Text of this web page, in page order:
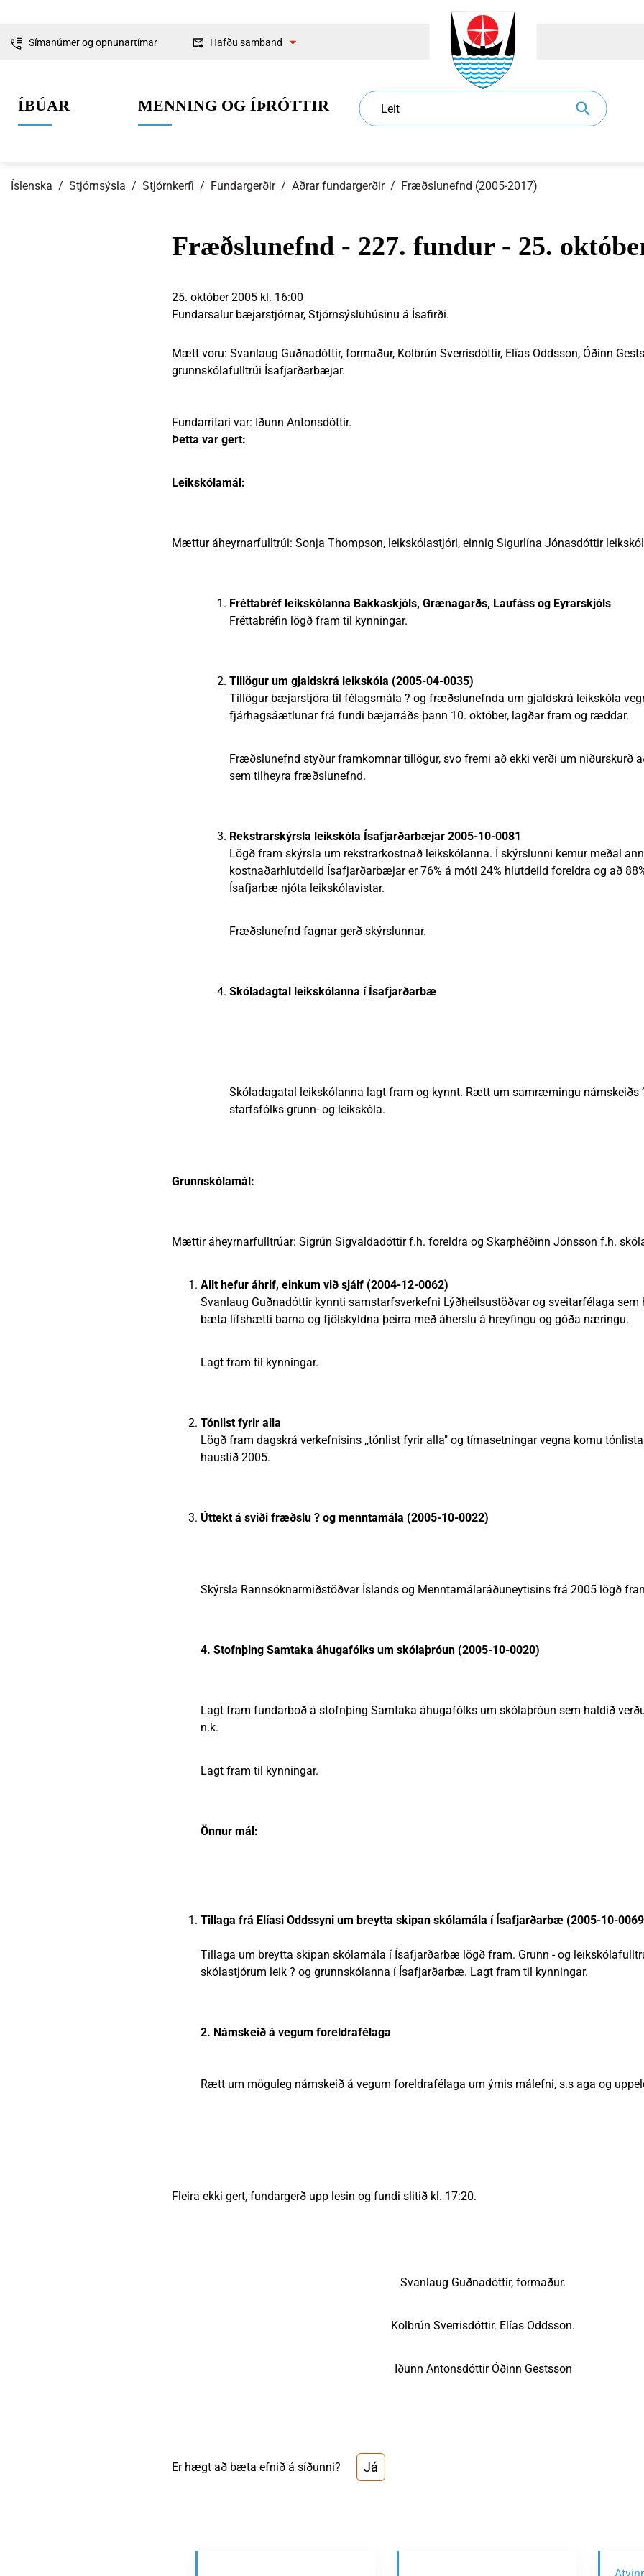
Leit
Símanúmer og opnunartímar Hafðu samband
ÍBÚAR
Grunnskólaaldur Eldri borgarar
MENNING OG ÍÞRÓTTIR
Íþróttir Sundlaugar
Byggingarmál Sorphirða og -förgun
Stjórnkerfi Ráð og nefndir
Íslenska / Stjórnsýsla / Stjórnkerfi / Fundargerðir / Aðrar fundargerðir / Fræðslunefnd (2005-2017)
Fræðslunefnd - 227. fundur - 25.
25. október 2005 kl. 16:00
Fundarsalur bæjarstjórnar, Stjórnsýsluhúsinu á Ísafirði.
Mætt voru: Svanlaug Guðnadóttir, formaður, Kolbrún Sverrisdóttir, Elías Oddsson, Óðinn
grunnskólafulltrúi Ísafjarðarbæjar.
Fundarritari var: Iðunn Antonsdóttir.
Þetta var gert:
Leikskólamál:
Mættur áheyrnarfulltrúi: Sonja Thompson, leikskólastjóri, einnig Sigurlína Jónasdóttir
Fréttabréf leikskólanna Bakkaskjóls, Grænagarðs, Laufáss og Eyrarskjóls
Fréttabréfin lögð fram til kynningar.
Tillögur um gjaldskrá leikskóla (2005-04-0035)
Tillögur bæjarstjóra til félagsmála ? og fræðslunefnda um gjaldskrá leikskóla
fjárhagsáætlunar frá fundi bæjarráðs þann 10. október, lagðar fram og ræddar.
Fræðslunefnd styður framkomnar tillögur, svo fremi að ekki verði um niðurskurð
sem tilheyra fræðslunefnd.
Rekstrarskýrsla leikskóla Ísafjarðarbæjar 2005-10-0081
Lögð fram skýrsla um rekstrarkostnað leikskólanna. Í skýrslunni kemur meðal
kostnaðarhlutdeild Ísafjarðarbæjar er 76% á móti 24% hlutdeild foreldra og að
Ísafjarbæ njóta leikskólavistar.
Fræðslunefnd fagnar gerð skýrslunnar.
Skóladagtal leikskólanna í Ísafjarðarbæ
Skóladagatal leikskólanna lagt fram og kynnt. Rætt um samræmingu námskeiðs
starfsfólks grunn- og leikskóla.
Grunnskólamál:
Mættir áheyrnarfulltrúar: Sigrún Sigvaldadóttir f.h. foreldra og Skarphéðinn Jónsson f.h.
Allt hefur áhrif, einkum við sjálf (2004-12-0062)
Svanlaug Guðnadóttir kynnti samstarfsverkefni Lýðheilsustöðvar og sveitarfélaga
bæta lífshætti barna og fjölskyldna þeirra með áherslu á hreyfingu og góða næringu.
Lagt fram til kynningar.
Tónlist fyrir alla
Lögð fram dagskrá verkefnisins ,,tónlist fyrir alla" og tímasetningar vegna komu
haustið 2005.
Úttekt á sviði fræðslu ? og menntamála (2005-10-0022)
Skýrsla Rannsóknarmiðstöðvar Íslands og Menntamálaráðuneytisins frá 2005 lögð
4. Stofnþing Samtaka áhugafólks um skólaþróun (2005-10-0020)
Lagt fram fundarboð á stofnþing Samtaka áhugafólks um skólaþróun sem haldið
n.k.
Lagt fram til kynningar.
Önnur mál:
Tillaga frá Elíasi Oddssyni um breytta skipan skólamála í Ísafjarðarbæ (2005-10-
Tillaga um breytta skipan skólamála í Ísafjarðarbæ lögð fram. Grunn - og
skólastjórum leik ? og grunnskólanna í Ísafjarðarbæ. Lagt fram til kynningar.
2. Námskeið á vegum foreldrafélaga
Rætt um möguleg námskeið á vegum foreldrafélaga um ýmis málefni, s.s aga og
Fleira ekki gert, fundargerð upp lesin og fundi slitið kl. 17:20.
Svanlaug Guðnadóttir, formaður.
Kolbrún Sverrisdóttir. Elías Oddsson.
Iðunn Antonsdóttir Óðinn Gestsson
Er hægt að bæta efnið á síðunni? Já